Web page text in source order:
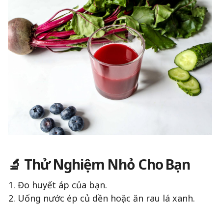
🔬 Thử Nghiệm Nhỏ Cho Bạn
Đo huyết áp của bạn.
Uống nước ép củ dền hoặc ăn rau lá xanh.